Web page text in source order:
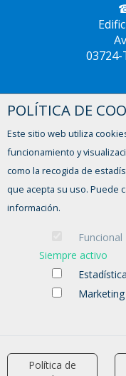
03724-
POLÍTICA DE
Este sitio web utiliza
funcionamiento y
como la recogida de
que acepta su uso. Puede
información.
Funcional
Siempre activo
Marketing
Política de